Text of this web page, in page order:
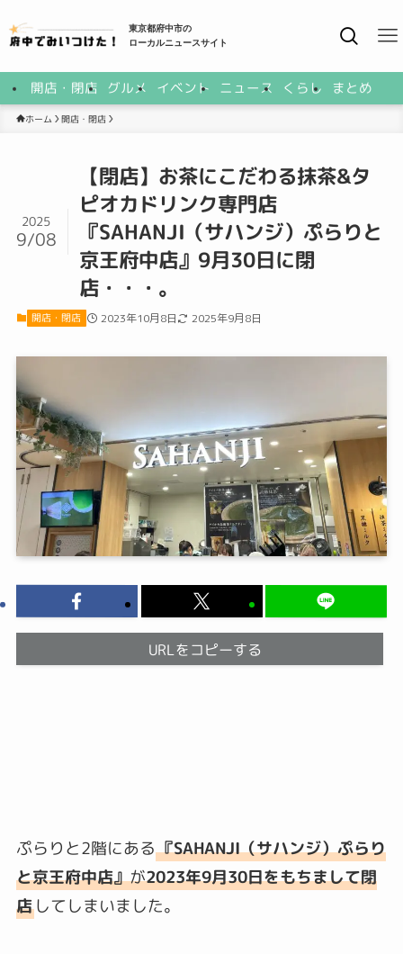
東京都府中市の
ローカルニュースサイト
開店・閉店 グルメ イベント ニュース くらし まとめ
ホーム 開店・閉店
【閉店】お茶にこだわる抹茶&タ
ピオカドリンク専門店
『SAHANJI（サハンジ）ぷらりと
京王府中店』9月30日に閉
店・・・。
2025
9/08
開店・閉店 2023年10月8日 2025年9月8日
URLをコピーする
ぷらりと2階にある『SAHANJI（サハンジ）ぷらり
と京王府中店』が2023年9月30日をもちまして閉
店してしまいました。